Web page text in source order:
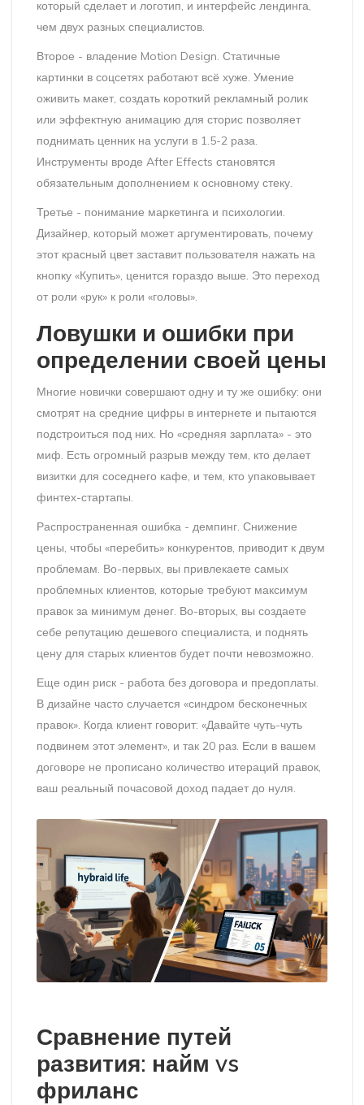
который сделает и логотип, и интерфейс лендинга,
чем двух разных специалистов.
Второе - владение Motion Design. Статичные
картинки в соцсетях работают всё хуже. Умение
оживить макет, создать короткий рекламный ролик
или эффектную анимацию для сторис позволяет
поднимать ценник на услуги в 1.5-2 раза.
Инструменты вроде After Effects становятся
обязательным дополнением к основному стеку.
Третье - понимание маркетинга и психологии.
Дизайнер, который может аргументировать, почему
этот красный цвет заставит пользователя нажать на
кнопку «Купить», ценится гораздо выше. Это переход
от роли «рук» к роли «головы».
Ловушки и ошибки при
определении своей цены
Многие новички совершают одну и ту же ошибку: они
смотрят на средние цифры в интернете и пытаются
подстроиться под них. Но «средняя зарплата» - это
миф. Есть огромный разрыв между тем, кто делает
визитки для соседнего кафе, и тем, кто упаковывает
финтех-стартапы.
Распространенная ошибка - демпинг. Снижение
цены, чтобы «перебить» конкурентов, приводит к двум
проблемам. Во-первых, вы привлекаете самых
проблемных клиентов, которые требуют максимум
правок за минимум денег. Во-вторых, вы создаете
себе репутацию дешевого специалиста, и поднять
цену для старых клиентов будет почти невозможно.
Еще один риск - работа без договора и предоплаты.
В дизайне часто случается «синдром бесконечных
правок». Когда клиент говорит: «Давайте чуть-чуть
подвинем этот элемент», и так 20 раз. Если в вашем
договоре не прописано количество итераций правок,
ваш реальный почасовой доход падает до нуля.
Сравнение путей
развития: найм vs
фриланс